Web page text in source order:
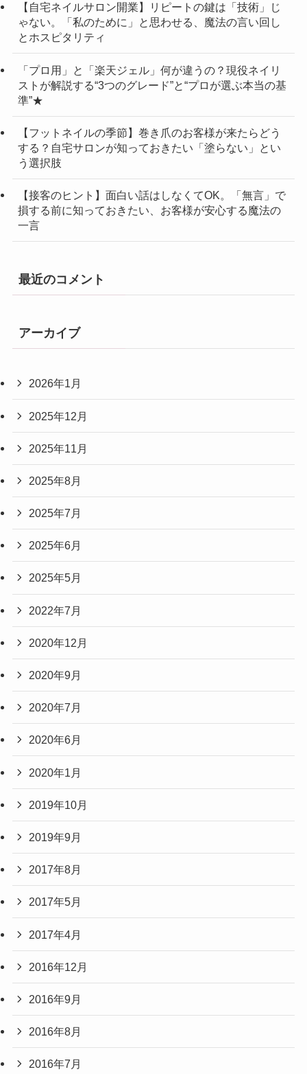
【自宅ネイルサロン開業】リピートの鍵は「技術」じ
ゃない。「私のために」と思わせる、魔法の言い回し
とホスピタリティ
「プロ用」と「楽天ジェル」何が違うの？現役ネイリ
ストが解説する“3つのグレード”と“プロが選ぶ本当の基
準”★
【フットネイルの季節】巻き爪のお客様が来たらどう
する？自宅サロンが知っておきたい「塗らない」とい
う選択肢
【接客のヒント】面白い話はしなくてOK。「無言」で
損する前に知っておきたい、お客様が安心する魔法の
一言
最近のコメント
アーカイブ
2026年1月
2025年12月
2025年11月
2025年8月
2025年7月
2025年6月
2025年5月
2022年7月
2020年12月
2020年9月
2020年7月
2020年6月
2020年1月
2019年10月
2019年9月
2017年8月
2017年5月
2017年4月
2016年12月
2016年9月
2016年8月
2016年7月